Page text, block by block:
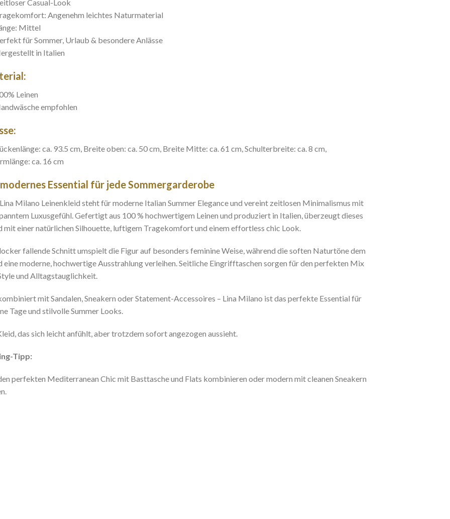
Casual-Look
Angenehm leichtes Naturmaterial
Mittel
für Sommer, Urlaub & besondere Anlässe
in Italien
Leinen
empfohlen
ca. 93.5 cm, Breite oben: ca. 50 cm, Breite Mitte: ca. 61 cm, Schulterbreite: ca. 8 cm,
ca. 16 cm
Essential für jede Sommergarderobe
Milano Leinenkleid steht für moderne Italian Summer Elegance und vereint zeitlosen Minimalismus mit
Luxusgefühl. Gefertigt aus 100 % hochwertigem Leinen und produziert in Italien, überzeugt dieses
mit einer natürlichen Silhouette, luftigem Tragekomfort und einem effortless chic Look.
fallende Schnitt umspielt die Figur auf besonders feminine Weise, während die soften Naturtöne dem
eine moderne, hochwertige Ausstrahlung verleihen. Seitliche Eingrifftaschen sorgen für den perfekten Mix
und Alltagstauglichkeit.
mit Sandalen, Sneakern oder Statement-Accessoires – Lina Milano ist das perfekte Essential für
Tage und stilvolle Summer Looks.
das sich leicht anfühlt, aber trotzdem sofort angezogen aussieht.
Tipp:
perfekten Mediterranean Chic mit Basttasche und Flats kombinieren oder modern mit cleanen Sneakern